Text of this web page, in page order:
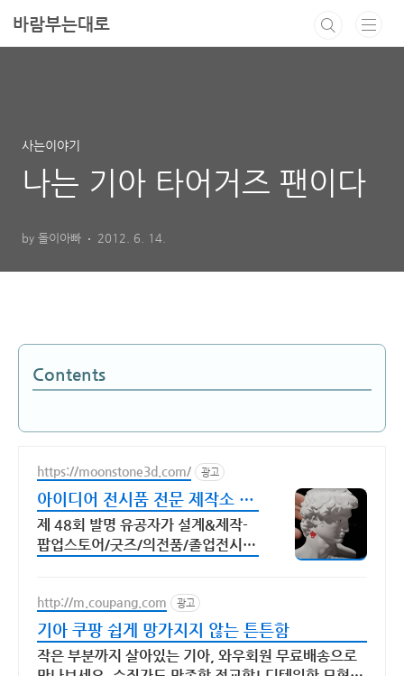
바람부는대로
사는이야기
나는 기아 타어거즈 팬이다
by 돌이아빠 2012. 6. 14.
Contents
https://moonstone3d.com/ 광고
아이디어 전시품 전문 제작소 대
기업 납품 사례 다수
제 48회 발명 유공자가 설계&제작-
팝업스토어/굿즈/의전품/졸업전시
http://m.coupang.com 광고
기아 쿠팡 쉽게 망가지지 않는 튼튼함
작은 부분까지 살아있는 기아, 와우회원 무료배송으로